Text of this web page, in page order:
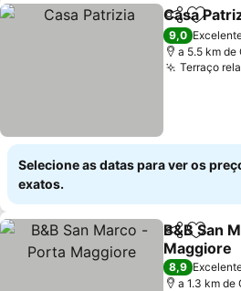
Partilhar
Casa
9,0
a 5.5 km de
Terraço
Selecione as datas para ver os
exatos.
Partilhar
B&B San
Maggiore
Ver preços
8,9
a 1.3 km de